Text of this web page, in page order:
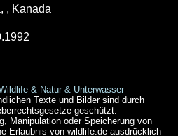
, Kanada
& Natur & Unterwasser
Texte und Bilder sind durch
geschützt.
Manipulation oder Speicherung von
Erlaubnis von wildlife.de ausdrücklich